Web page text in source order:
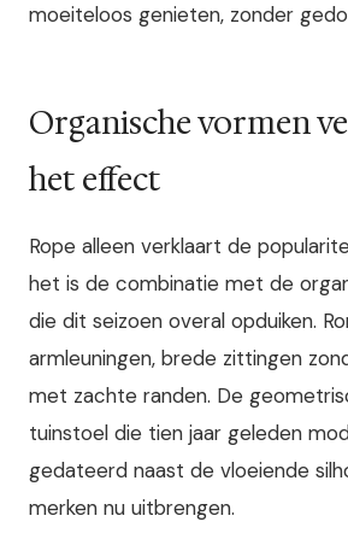
moeiteloos genieten, zonder
Organische vormen
het effect
Rope alleen verklaart de
het is de combinatie met de
die dit seizoen overal opduiken.
armleuningen, brede zittingen
met zachte randen. De
tuinstoel die tien jaar geleden
gedateerd naast de vloeiende
merken nu uitbrengen.